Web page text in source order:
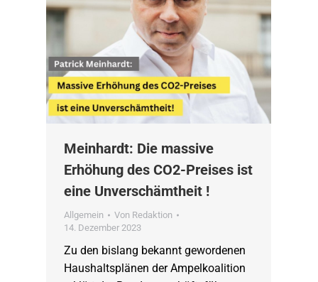
Meinhardt: Die massive
Erhöhung des CO2-Preises ist
eine Unverschämtheit !
Allgemein Von Redaktion
14. Dezember 2023
Zu den bislang bekannt gewordenen
Haushaltsplänen der Ampelkoalition